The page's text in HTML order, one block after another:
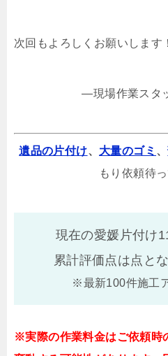
次回もよろしくお願いします！
—現場作業ス
遺品の片付け、 大量のゴミ 、
もり依頼待
現在の愛媛片付け
累計評価点は点と
※最新100件施工
※実際の作業料金はご依頼時